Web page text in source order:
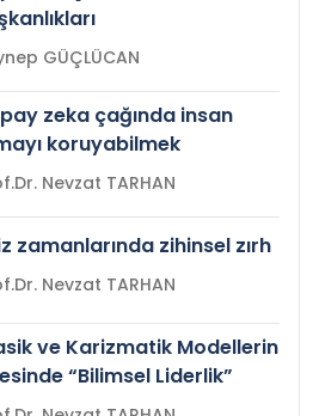
Zeynep GÜÇLÜCAN
zeka çağında insan
koruyabilmek
Prof.Dr. Nevzat TARHAN
zamanlarında zihinsel zırh
Prof.Dr. Nevzat TARHAN
ve Karizmatik Modellerin
“Bilimsel Liderlik”